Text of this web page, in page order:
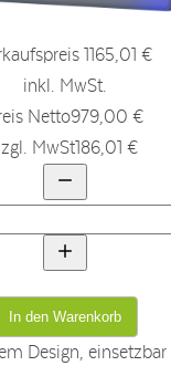
1165,01 €
inkl. MwSt.
Netto979,00 €
MwSt186,01 €
Design,